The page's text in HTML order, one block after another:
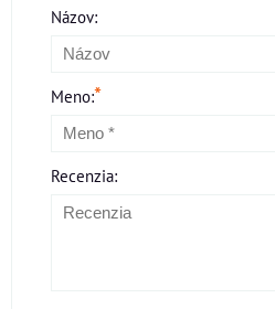
Názov:
Meno:*
Recenzia: